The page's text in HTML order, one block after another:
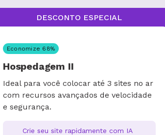
Economize 68%
DESCONTO ESPECIAL
Hospedagem II
Ideal para você colocar até 3 sites no ar
com recursos avançados de velocidade
e segurança.
Crie seu site rapidamente com IA